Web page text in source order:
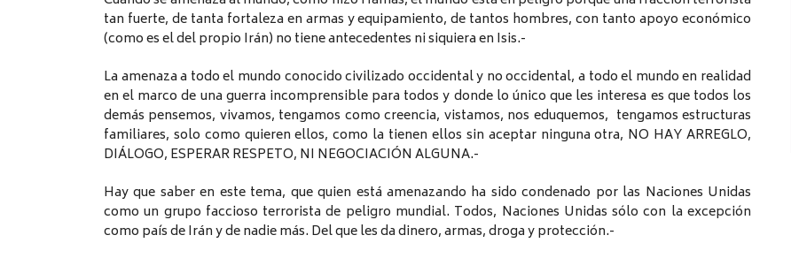
tan fuerte, de tanta fortaleza en armas y equipamiento, de tantos hombres, con tanto apoyo económico
(como es el del propio Irán) no tiene antecedentes ni siquiera en Isis.-
La amenaza a todo el mundo conocido civilizado occidental y no occidental, a todo el mundo en realidad
en el marco de una guerra incomprensible para todos y donde lo único que les interesa es que todos los
demás pensemos, vivamos, tengamos como creencia, vistamos, nos eduquemos, tengamos estructuras
familiares, solo como quieren ellos, como la tienen ellos sin aceptar ninguna otra, NO HAY ARREGLO,
DIÁLOGO, ESPERAR RESPETO, NI NEGOCIACIÓN ALGUNA.-
Hay que saber en este tema, que quien está amenazando ha sido condenado por las Naciones Unidas
como un grupo faccioso terrorista de peligro mundial. Todos, Naciones Unidas sólo con la excepción
como país de Irán y de nadie más. Del que les da dinero, armas, droga y protección.-